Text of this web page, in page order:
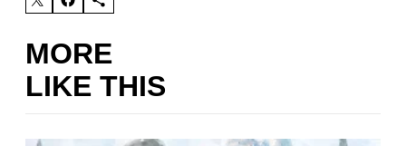
MORE
LIKE THIS